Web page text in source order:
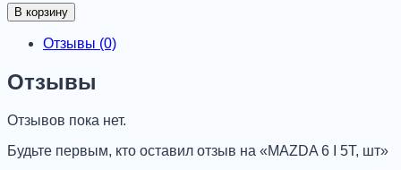
Количество
товара
MAZDA
I
5T,
В корзину
Отзывы (0)
Отзывы
Отзывов пока нет.
Будьте первым, кто оставил отзыв на «MAZDA 6 I 5T, шт»